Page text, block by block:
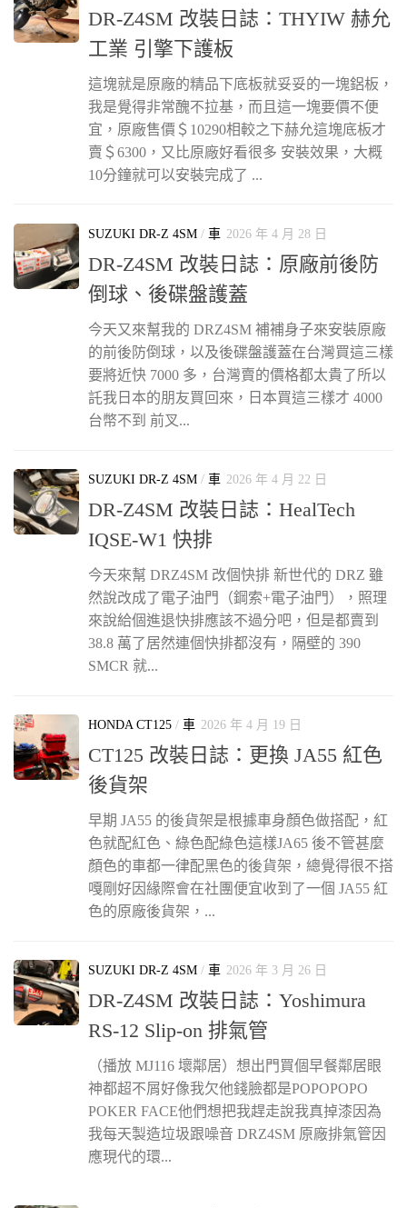
DR-Z4SM 改裝日誌：THYIW 赫允
工業 引擎下護板
這塊就是原廠的精品下底板就妥妥的一塊鋁板，
我是覺得非常醜不拉基，而且這一塊要價不便
宜，原廠售價＄10290相較之下赫允這塊底板才
賣＄6300，又比原廠好看很多 安裝效果，大概
10分鐘就可以安裝完成了 ...
SUZUKI DR-Z 4SM / 車 2026 年 4 月 28 日
DR-Z4SM 改裝日誌：原廠前後防
倒球、後碟盤護蓋
今天又來幫我的 DRZ4SM 補補身子來安裝原廠
的前後防倒球，以及後碟盤護蓋在台灣買這三樣
要將近快 7000 多，台灣賣的價格都太貴了所以
託我日本的朋友買回來，日本買這三樣才 4000
台幣不到 前叉...
SUZUKI DR-Z 4SM / 車 2026 年 4 月 22 日
DR-Z4SM 改裝日誌：HealTech
IQSE-W1 快排
今天來幫 DRZ4SM 改個快排 新世代的 DRZ 雖
然說改成了電子油門（鋼索+電子油門），照理
來說給個進退快排應該不過分吧，但是都賣到
38.8 萬了居然連個快排都沒有，隔壁的 390
SMCR 就...
HONDA CT125 / 車 2026 年 4 月 19 日
CT125 改裝日誌：更換 JA55 紅色
後貨架
早期 JA55 的後貨架是根據車身顏色做搭配，紅
色就配紅色、綠色配綠色這樣JA65 後不管甚麼
顏色的車都一律配黑色的後貨架，總覺得很不搭
嘎剛好因緣際會在社團便宜收到了一個 JA55 紅
色的原廠後貨架，...
SUZUKI DR-Z 4SM / 車 2026 年 3 月 26 日
DR-Z4SM 改裝日誌：Yoshimura
RS-12 Slip-on 排氣管
（播放 MJ116 壞鄰居）想出門買個早餐鄰居眼
神都超不屑好像我欠他錢臉都是POPOPOPO
POKER FACE他們想把我趕走說我真掉漆因為
我每天製造垃圾跟噪音 DRZ4SM 原廠排氣管因
應現代的環...